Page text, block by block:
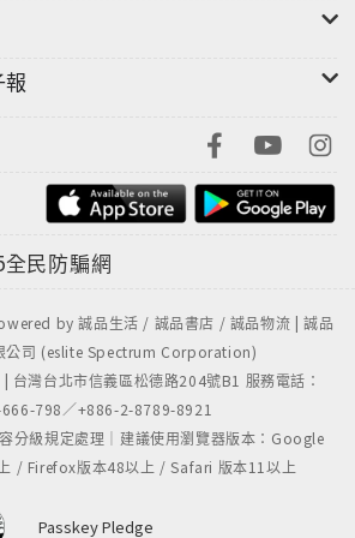
全民防騙網
by 誠品生活 / 誠品書店 / 誠品物流 | 誠品
公司 (eslite Spectrum Corporation)
台灣台北市信義區松德路204號B1 服務電話：
798／+886-2-8789-8921
分級規定處理｜建議使用瀏覽器版本：Google
/ Firefox版本48以上 / Safari 版本11以上
Passkey Pledge